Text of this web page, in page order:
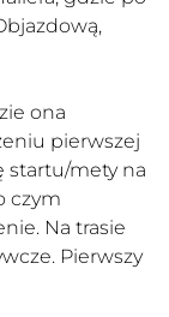
ona
pierwszej
startu/mety na
czym
Na trasie
Pierwszy